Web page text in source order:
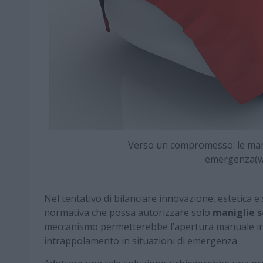
Verso un compromesso: le
Nel tentativo di bilanciare innovazione, estetica
normativa che possa autorizzare solo maniglie
meccanismo permetterebbe l’apertura manuale
intrappolamento in situazioni di emergenza.